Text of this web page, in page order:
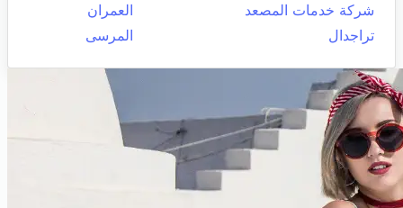
شركة خدمات المصعد
العمران
تراجدال
المرسى